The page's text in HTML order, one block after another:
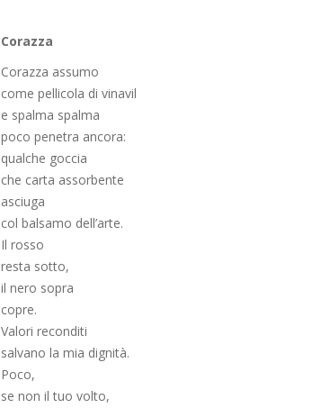
Corazza
Corazza assumo
come pellicola di vinavil
e spalma spalma
poco penetra ancora:
qualche goccia
che carta assorbente
asciuga
col balsamo dell’arte.
Il rosso
resta sotto,
il nero sopra
copre.
Valori reconditi
salvano la mia dignità.
Poco,
se non il tuo volto,